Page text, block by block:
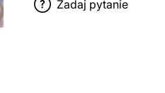
Zadaj pytanie